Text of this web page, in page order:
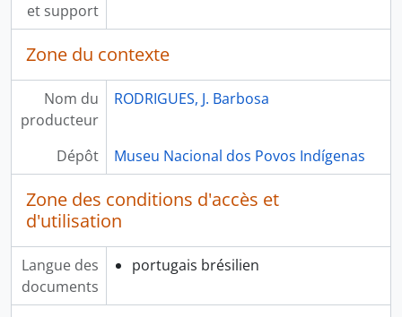
et support
Zone du contexte
Nom du
producteur
RODRIGUES, J. Barbosa
Dépôt Museu Nacional dos Povos Indígenas
Zone des conditions d'accès et
d'utilisation
Langue des
documents
portugais brésilien